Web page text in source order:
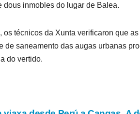
dous inmobles do lugar de Balea.
os técnicos da Xunta verificaron que
de saneamento das augas urbanas
do vertido.